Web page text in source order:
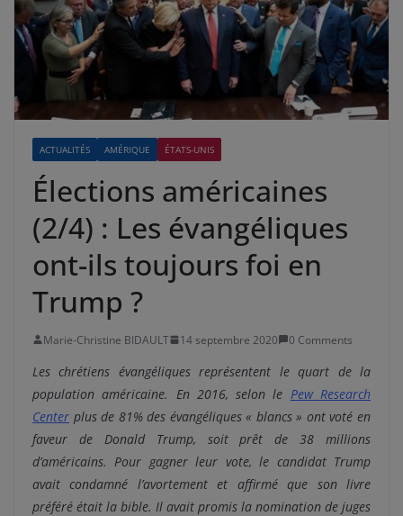
ACTUALITÉS AMÉRIQUE ÉTATS-UNIS
Élections américaines
(2/4) : Les évangéliques
ont-ils toujours foi en
Trump ?
Marie-Christine BIDAULT 14 septembre 2020 0 Comments
Les chrétiens évangéliques représentent le quart de la
population américaine. En 2016, selon le Pew Research
Center plus de 81% des évangéliques « blancs » ont voté en
faveur de Donald Trump, soit prêt de 38 millions
d’américains. Pour gagner leur vote, le candidat Trump
avait condamné l’avortement et affirmé que son livre
préféré était la bible. Il avait promis la nomination de juges